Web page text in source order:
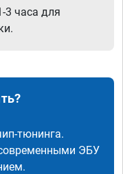
3 часа для
тюнинга.
ЭБУ